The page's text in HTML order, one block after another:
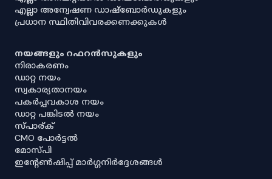
എല്ലാ അന്വേഷണ ഡാഷ്‌ബോർഡുകളും
പ്രധാന സ്ഥിതിവിവരക്കണക്കുകൾ
നയങ്ങളും റഫറൻസുകളും
നിരാകരണം
ഡാറ്റ നയം
സ്വകാര്യതാനയം
പകർപ്പവകാശ നയം
ഡാറ്റ പങ്കിടൽ നയം
സ്പാര്ക്
CMO പോർട്ടൽ
മോസ്പി
ഇൻ്റേൺഷിപ്പ് മാർഗ്ഗനിർദ്ദേശങ്ങൾ